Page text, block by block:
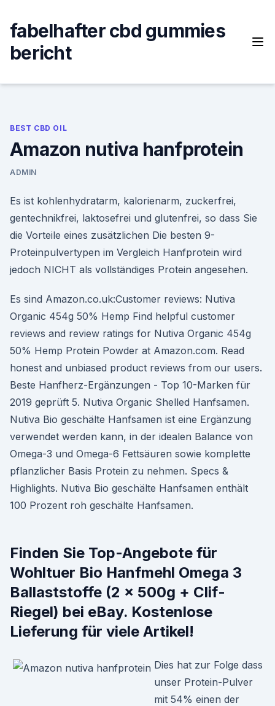
content
fabelhafter cbd gummies
bericht
BEST CBD OIL
Amazon nutiva hanfprotein
ADMIN
Es ist kohlenhydratarm, kalorienarm, zuckerfrei,
gentechnikfrei, laktosefrei und glutenfrei, so dass Sie
die Vorteile eines zusätzlichen Die besten 9-
Proteinpulvertypen im Vergleich Hanfprotein wird
jedoch NICHT als vollständiges Protein angesehen.
Es sind Amazon.co.uk:Customer reviews: Nutiva
Organic 454g 50% Hemp Find helpful customer
reviews and review ratings for Nutiva Organic 454g
50% Hemp Protein Powder at Amazon.com. Read
honest and unbiased product reviews from our users.
Beste Hanfherz-Ergänzungen - Top 10-Marken für
2019 geprüft 5. Nutiva Organic Shelled Hanfsamen.
Nutiva Bio geschälte Hanfsamen ist eine Ergänzung
verwendet werden kann, in der idealen Balance von
Omega-3 und Omega-6 Fettsäuren sowie komplette
pflanzlicher Basis Protein zu nehmen. Specs &
Highlights. Nutiva Bio geschälte Hanfsamen enthält
100 Prozent roh geschälte Hanfsamen.
Finden Sie Top-Angebote für
Wohltuer Bio Hanfmehl Omega 3
Ballaststoffe (2 x 500g + Clif-
Riegel) bei eBay. Kostenlose
Lieferung für viele Artikel!
Dies hat zur Folge dass
unser Protein-Pulver
mit 54% einen der